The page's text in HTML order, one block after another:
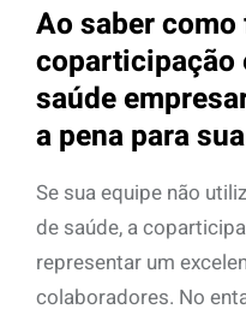
Ao saber
coparticipação
saúde
a pena para
Se sua equipe não
de saúde, a
representar um
colaboradores. No